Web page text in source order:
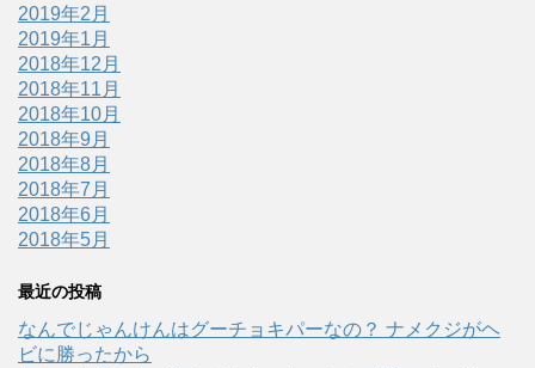
2019年2月
2019年1月
2018年12月
2018年11月
2018年10月
2018年9月
2018年8月
2018年7月
2018年6月
2018年5月
最近の投稿
なんでじゃんけんはグーチョキパーなの？ ナメクジがヘ
ビに勝ったから